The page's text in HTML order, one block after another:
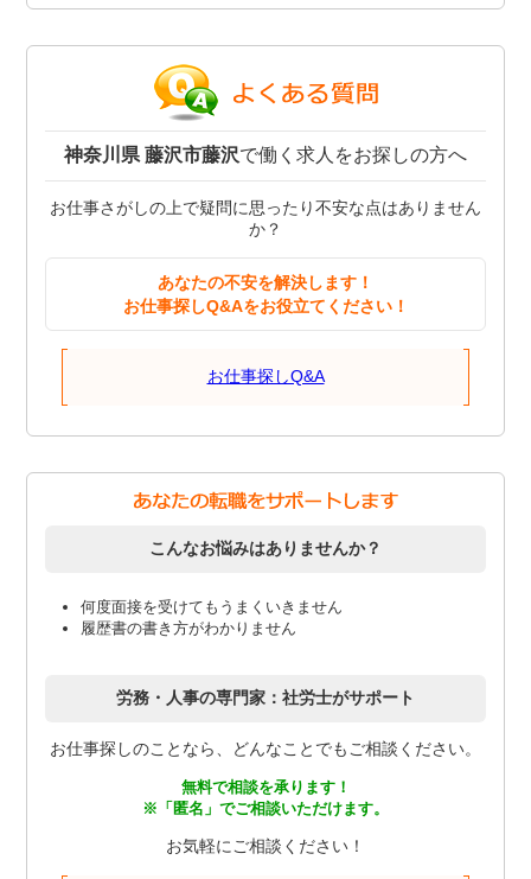
神奈川県 藤沢市藤沢で働く求人をお探しの方へ
お仕事さがしの上で疑問に思ったり不安な点はありません
か？
あなたの不安を解決します！
お仕事探しQ&Aをお役立てください！
お仕事探しQ&A
こんなお悩みはありませんか？
何度面接を受けてもうまくいきません
履歴書の書き方がわかりません
労務・人事の専門家：社労士がサポート
お仕事探しのことなら、どんなことでもご相談ください。
無料で相談を承ります！
※「匿名」でご相談いただけます。
お気軽にご相談ください！